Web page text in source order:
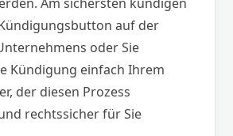
auf der
oder Sie
Kündigung einfach Ihrem
der diesen Prozess
rechtssicher für Sie